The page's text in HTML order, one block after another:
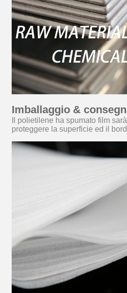
Imballaggio &
Il polietilene ha spumato film
proteggere la superficie ed il